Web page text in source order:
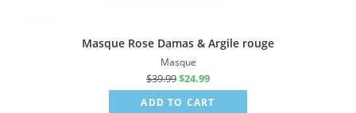
Masque Rose Damas & Argile rouge
Masque
$39.99$24.99
ADD TO CART